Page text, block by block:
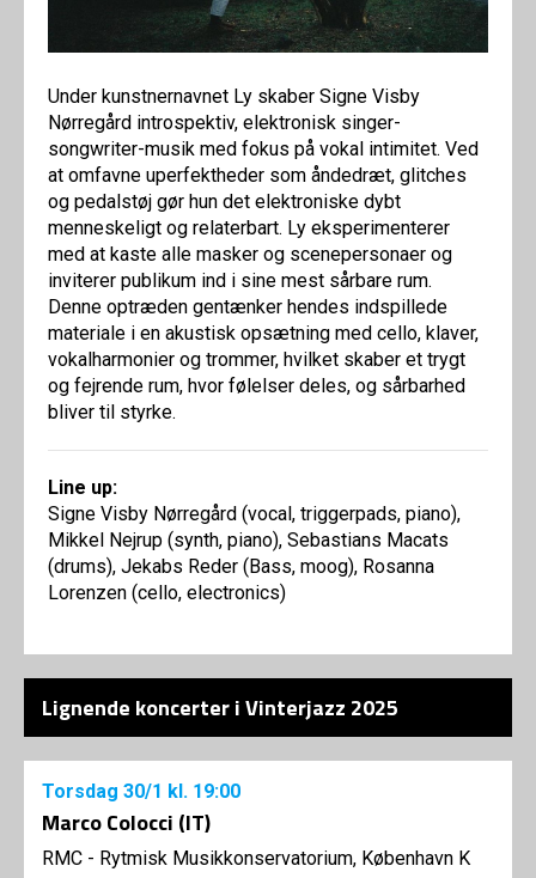
Under kunstnernavnet Ly skaber Signe Visby
Nørregård introspektiv, elektronisk singer-
songwriter-musik med fokus på vokal intimitet. Ved
at omfavne uperfektheder som åndedræt, glitches
og pedalstøj gør hun det elektroniske dybt
menneskeligt og relaterbart. Ly eksperimenterer
med at kaste alle masker og scenepersonaer og
inviterer publikum ind i sine mest sårbare rum.
Denne optræden gentænker hendes indspillede
materiale i en akustisk opsætning med cello, klaver,
vokalharmonier og trommer, hvilket skaber et trygt
og fejrende rum, hvor følelser deles, og sårbarhed
bliver til styrke.
Line up:
Signe Visby Nørregård (vocal, triggerpads, piano),
Mikkel Nejrup (synth, piano), Sebastians Macats
(drums), Jekabs Reder (Bass, moog), Rosanna
Lorenzen (cello, electronics)
Lignende koncerter i Vinterjazz 2025
Torsdag 30/1 kl. 19:00
Marco Colocci (IT)
RMC - Rytmisk Musikkonservatorium, København K